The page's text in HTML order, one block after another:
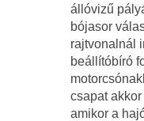
állóvizű
bójasor
rajtvonalnál
beállítóbíró
csapat
amikor a